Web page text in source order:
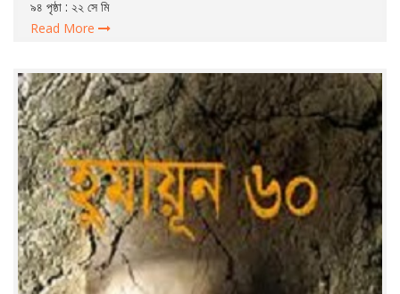
৯৪ পৃষ্ঠা : ২২ সে মি
Read More